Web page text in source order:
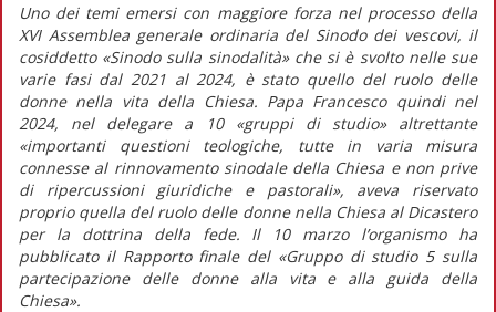
Uno dei temi emersi con maggiore forza nel processo della
XVI Assemblea generale ordinaria del Sinodo dei vescovi, il
cosiddetto «Sinodo sulla sinodalità» che si è svolto nelle sue
varie fasi dal 2021 al 2024, è stato quello del ruolo delle
donne nella vita della Chiesa. Papa Francesco quindi nel
2024, nel delegare a 10 «gruppi di studio» altrettante
«importanti questioni teologiche, tutte in varia misura
connesse al rinnovamento sinodale della Chiesa e non prive
di ripercussioni giuridiche e pastorali», aveva riservato
proprio quella del ruolo delle donne nella Chiesa al Dicastero
per la dottrina della fede. Il 10 marzo l’organismo ha
pubblicato il Rapporto finale del «Gruppo di studio 5 sulla
partecipazione delle donne alla vita e alla guida della
Chiesa».